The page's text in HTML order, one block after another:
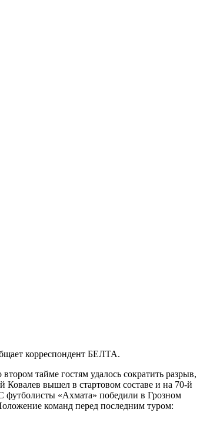
корреспондент БЕЛТА.
тайме гостям удалось сократить разрыв,
вышел в стартовом составе и на 70-й
футболисты «Ахмата» победили в Грозном
команд перед последним туром: